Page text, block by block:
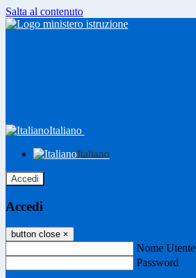
Salta al contenuto
Italiano
Italiano
Accedi
Accedi
button close ×
Nome Utente
Password